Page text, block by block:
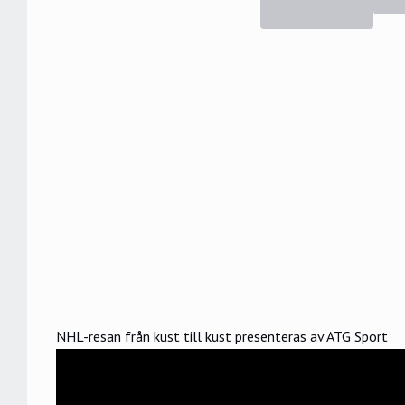
NHL-resan från kust till kust presenteras av ATG Sport